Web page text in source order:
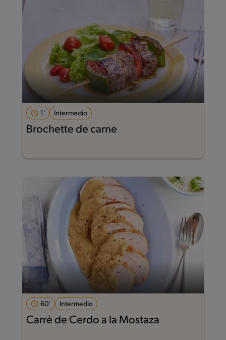
1' Intermedio
Brochette de carne
60' Intermedio
Carré de Cerdo a la Mostaza